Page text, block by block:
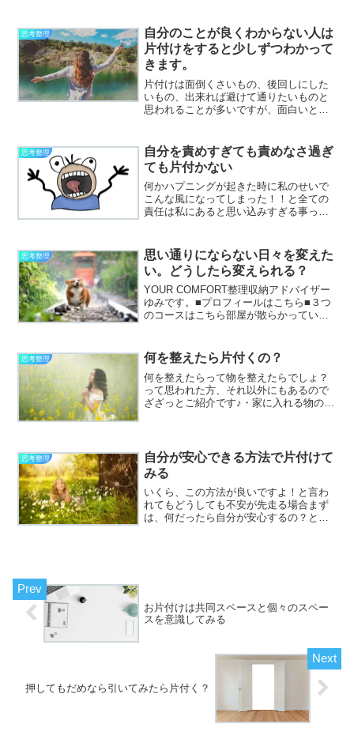
思考整理
自分のことが良くわからない人は
片付けをすると少しずつわかって
きます。
片付けは面倒くさいもの、後回しにした
いもの、出来れば避けて通りたいものと
思われることが多いですが、面白いとこ
みがわかる・何を気にする性格なのかが
わかるつまり今の自分の性...
思考整理
自分を責めすぎても責めなさ過ぎ
ても片付かない
何かハプニングが起きた時に私のせいで
こんな風になってしまった！！と全ての
責任は私にあると思い込みすぎる事って
にしなくても、物や場所のせいにした
り。全ての事が自分のせい、...
思考整理
思い通りにならない日々を変えた
い。どうしたら変えられる？
YOUR COMFORT整理収納アドバイザー
ゆみです。■プロフィールはこちら■３つ
のコースはこちら部屋が散らかっていて
るし安らげるそういう気持ちになれるの
だったら特に片...
思考整理 何を整えたら片付くの？
何を整えたらって物を整えたらでしょ？
って思われた方、それ以外にもあるので
ざざっとご紹介です♪・家に入れる物の数
ないかをチェック・お金...
思考整理
自分が安心できる方法で片付けて
みる
いくら、この方法が良いですよ！と言わ
れてもどうしても不安が先走る場合まず
は、何だったら自分が安心するの？と自
お片付けは共同スペースと個々のスペー
スを意識してみる
押してもだめなら引いてみたら片付く？